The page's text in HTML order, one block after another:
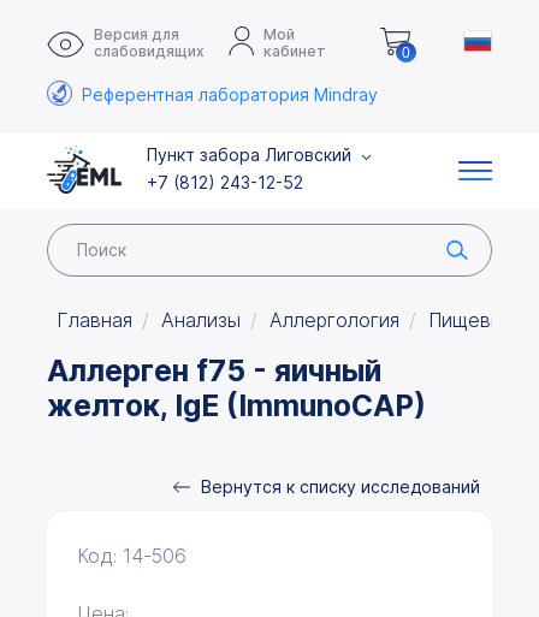
Версия для
слабовидящих
Мой
кабинет
0
Референтная лаборатория Mindray
Пункт забора Лиговский
+7 (812) 243-12-52
Главная Анализы Аллергология Пищевые
Аллерген f75 - яичный
желток, IgE (ImmunoCAP)
Вернутся к списку исследований
Код: 14-506